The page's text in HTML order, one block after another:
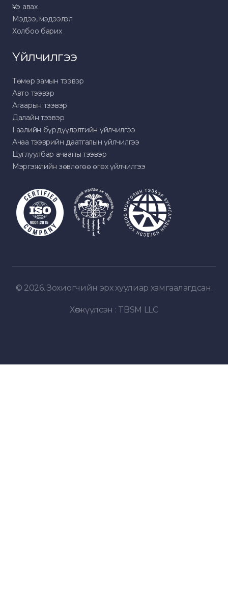
Үнэ авах
Мэдээ, мэдээлэл
Холбоо барих
Үйлчилгээ
Төмөр замын тээвэр
Авто тээвэр
Агаарын тээвэр
Далайн тээвэр
Гаалийн бүрдүүлэлтийн үйлчилгээ
Ачаа тээврийн даатгалын үйлчилгээ
Цуглуулбар ачааны тээвэр
Мэргэжлийн зөвлөгөө өгөх үйлчилгээ
© 2026. Зохиогчийн эрх хуулиар хамгаалагдсан.
Хөгжүүлсэн : TBSM LLC